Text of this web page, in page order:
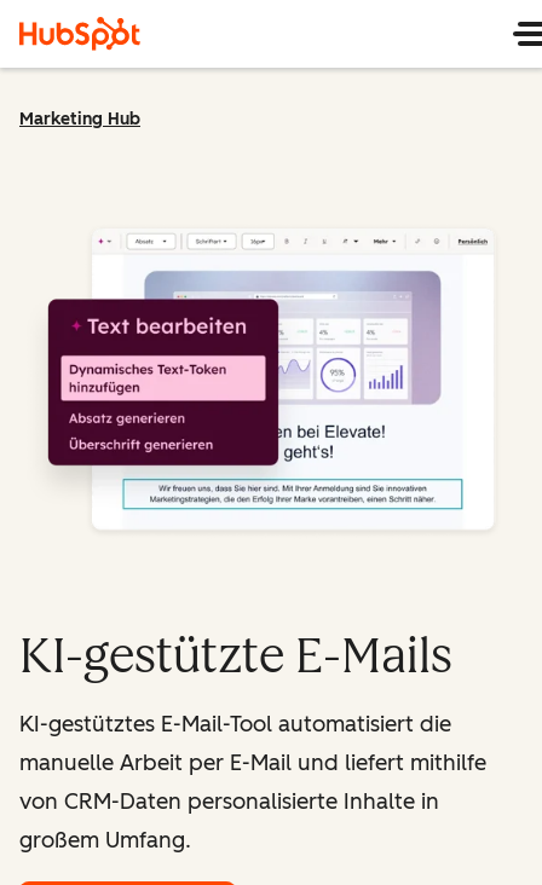
Marketing Hub
KI-gestützte E-Mails
KI-gestütztes E-Mail-Tool automatisiert die
manuelle Arbeit per E-Mail und liefert mithilfe
von CRM-Daten personalisierte Inhalte in
großem Umfang.